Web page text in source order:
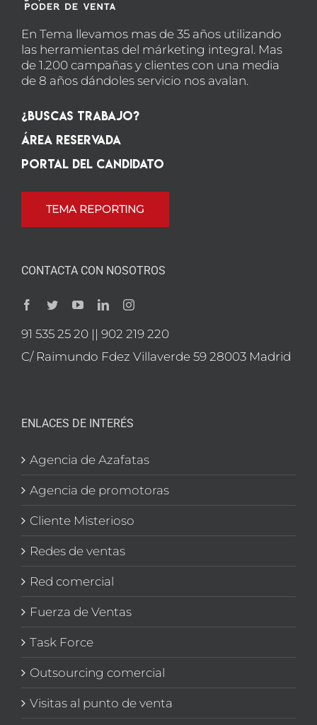
En Tema llevamos mas de 35 años utilizando
las herramientas del márketing integral. Mas
de 1.200 campañas y clientes con una media
de 8 años dándoles servicio nos avalan.
¿Buscas Trabajo?
Área Reservada
Portal del candidato
TEMA REPORTING
CONTACTA CON NOSOTROS
91 535 25 20 || 902 219 220
C/ Raimundo Fdez Villaverde 59 28003 Madrid
ENLACES DE INTERÉS
Agencia de Azafatas
Agencia de promotoras
Cliente Misterioso
Redes de ventas
Red comercial
Fuerza de Ventas
Task Force
Outsourcing comercial
Visitas al punto de venta